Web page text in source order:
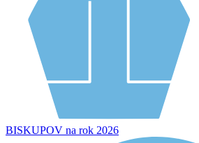
BISKUPOV na rok 2026